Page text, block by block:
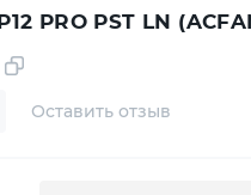
PRO PST LN
Оставить отзыв